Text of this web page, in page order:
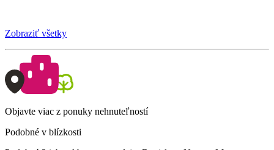
Zobraziť všetky
Objavte viac z ponuky nehnuteľností
Podobné v blízkosti